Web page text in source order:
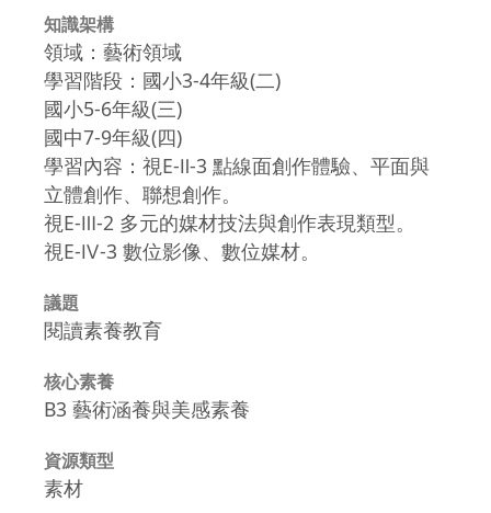
知識架構
領域：藝術領域
學習階段：國小3-4年級(二)
國小5-6年級(三)
國中7-9年級(四)
學習內容：視E-Ⅱ-3 點線面創作體驗、平面與
立體創作、聯想創作。
視E-Ⅲ-2 多元的媒材技法與創作表現類型。
視E-Ⅳ-3 數位影像、數位媒材。
議題
閱讀素養教育
核心素養
B3 藝術涵養與美感素養
資源類型
素材